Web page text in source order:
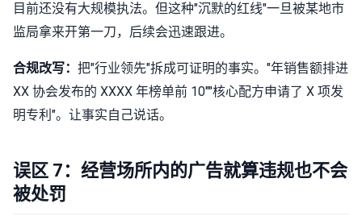
目前还没有大规模执法。但这种"沉默的红线"一旦被某地市
监局拿来开第一刀，后续会迅速跟进。
合规改写： 把"行业领先"拆成可证明的事实。"年销售额排进
XX 协会发布的 XXXX 年榜单前 10""核心配方申请了 X 项发
明专利"。让事实自己说话。
误区 7：经营场所内的广告就算违规也不会
被处罚